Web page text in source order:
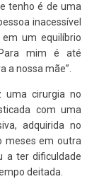
tenho é de uma
inacessível
um equilíbrio
mim é até
a nossa mãe”.
uma cirurgia no
com uma
adquirida no
meses em outra
a ter dificuldade
deitada.